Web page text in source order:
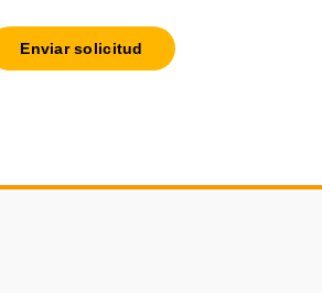
Enviar solicitud